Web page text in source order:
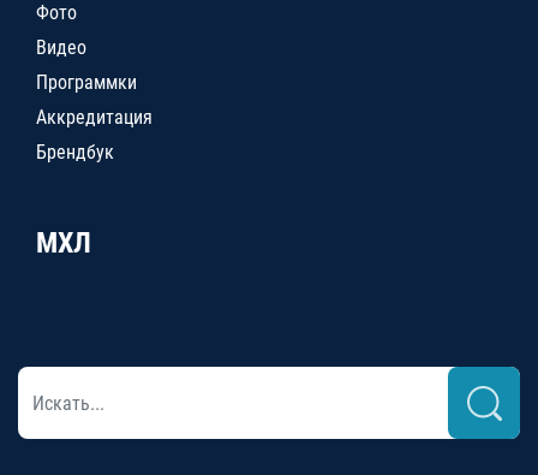
Фото
Видео
Программки
Аккредитация
Брендбук
МХЛ